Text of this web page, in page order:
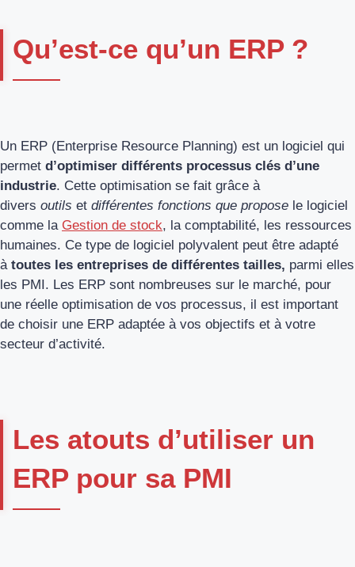
Qu’est-ce qu’un ERP ?
Un ERP (Enterprise Resource Planning) est un logiciel qui
permet d’optimiser différents processus clés d’une
industrie. Cette optimisation se fait grâce à
divers outils et différentes fonctions que propose le logiciel
comme la Gestion de stock, la comptabilité, les ressources
humaines. Ce type de logiciel polyvalent peut être adapté
à toutes les entreprises de différentes tailles, parmi elles
les PMI. Les ERP sont nombreuses sur le marché, pour
une réelle optimisation de vos processus, il est important
de choisir une ERP adaptée à vos objectifs et à votre
secteur d’activité.
Les atouts d’utiliser un
ERP pour sa PMI